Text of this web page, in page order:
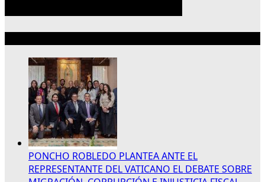
PONCHO ROBLEDO PLANTEA ANTE EL
REPRESENTANTE DEL VATICANO EL DEBATE SOBRE